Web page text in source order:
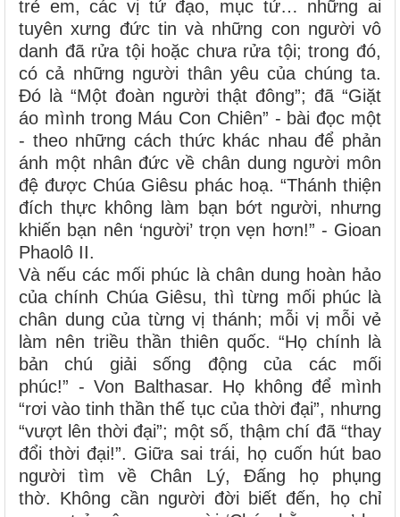
trẻ em, các vị tử đạo, mục tử… những ai
tuyên xưng đức tin và những con người vô
danh đã rửa tội hoặc chưa rửa tội; trong đó,
có cả những người thân yêu của chúng ta.
Đó là “Một đoàn người thật đông”; đã “Giặt
áo mình trong Máu Con Chiên” - bài đọc một
- theo những cách thức khác nhau để phản
ánh một nhân đức về chân dung người môn
đệ được Chúa Giêsu phác hoạ. “Thánh thiện
đích thực không làm bạn bớt người, nhưng
khiến bạn nên ‘người’ trọn vẹn hơn!” - Gioan
Phaolô II.
Và nếu các mối phúc là chân dung hoàn hảo
của chính Chúa Giêsu, thì từng mối phúc là
chân dung của từng vị thánh; mỗi vị mỗi vẻ
làm nên triều thần thiên quốc. “Họ chính là
bản chú giải sống động của các mối
phúc!” - Von Balthasar. Họ không để mình
“rơi vào tinh thần thế tục của thời đại”, nhưng
“vượt lên thời đại”; một số, thậm chí đã “thay
đổi thời đại!”. Giữa sai trái, họ cuốn hút bao
người tìm về Chân Lý, Đấng họ phụng
thờ. Không cần người đời biết đến, họ chỉ